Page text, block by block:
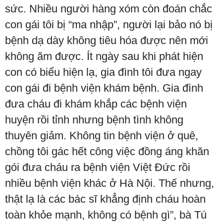
sức. Nhiều người hàng xóm còn đoán chắc
con gái tôi bị “ma nhập”, người lại bảo nó bị
bệnh dạ dày không tiêu hóa được nên mới
không ăm được. Ít ngày sau khi phát hiện
con có biểu hiện lạ, gia đình tôi đưa ngay
con gái đi bệnh viện khám bệnh. Gia đình
đưa cháu đi khám khắp các bệnh viện
huyện rồi tỉnh nhưng bệnh tình không
thuyên giảm. Không tin bệnh viện ở quê,
chồng tôi gác hết công việc đồng áng khăn
gói đưa cháu ra bệnh viện Việt Đức rồi
nhiều bệnh viện khác ở Hà Nội. Thế nhưng,
thật lạ là các bác sĩ khẳng định cháu hoàn
toàn khỏe mạnh, không có bệnh gì”, bà Tú